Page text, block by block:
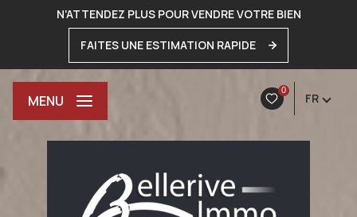
N'ATTENDEZ PLUS POUR VENDRE VOTRE BIEN
FAITES UNE ESTIMATION RAPIDE
0
FR
MENU